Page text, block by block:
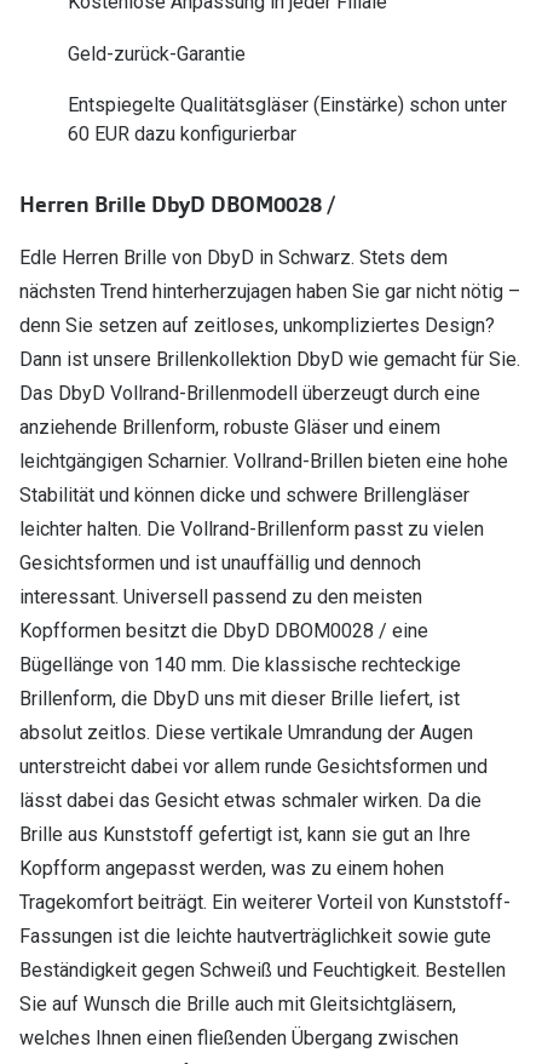
Glasveredelungen
Brillenglas Typen
Transitions Gläser
Stellest®-Brillengläser
Zubehör
Brillenbügel
Brillenetuis
Brillenkettchen
Geld-zurück-Garantie
Entspiegelte Qualitätsgläser (Einstärke) schon unter
60 EUR dazu konfigurierbar
Herren Brille DbyD DBOM0028 /
Edle Herren Brille von DbyD in Schwarz. Stets dem
nächsten Trend hinterherzujagen haben Sie gar nicht nötig –
denn Sie setzen auf zeitloses, unkompliziertes Design?
Dann ist unsere Brillenkollektion DbyD wie gemacht für Sie.
Das DbyD Vollrand-Brillenmodell überzeugt durch eine
anziehende Brillenform, robuste Gläser und einem
leichtgängigen Scharnier. Vollrand-Brillen bieten eine hohe
Stabilität und können dicke und schwere Brillengläser
leichter halten. Die Vollrand-Brillenform passt zu vielen
Gesichtsformen und ist unauffällig und dennoch
interessant. Universell passend zu den meisten
Kopfformen besitzt die DbyD DBOM0028 / eine
Bügellänge von 140 mm. Die klassische rechteckige
Brillenform, die DbyD uns mit dieser Brille liefert, ist
absolut zeitlos. Diese vertikale Umrandung der Augen
unterstreicht dabei vor allem runde Gesichtsformen und
lässt dabei das Gesicht etwas schmaler wirken. Da die
Brille aus Kunststoff gefertigt ist, kann sie gut an Ihre
Kopfform angepasst werden, was zu einem hohen
Tragekomfort beiträgt. Ein weiterer Vorteil von Kunststoff-
Fassungen ist die leichte hautverträglichkeit sowie gute
Beständigkeit gegen Schweiß und Feuchtigkeit. Bestellen
Sie auf Wunsch die Brille auch mit Gleitsichtgläsern,
welches Ihnen einen fließenden Übergang zwischen